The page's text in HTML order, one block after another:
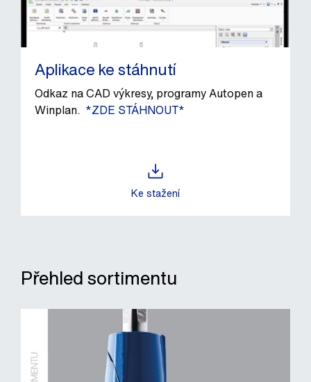
Aplikace ke stáhnutí
Odkaz na CAD výkresy, programy Autopen a
Winplan. *ZDE STÁHNOUT*
Ke stažení
Přehled sortimentu